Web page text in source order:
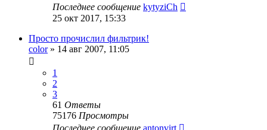
Последнее сообщение kytyziCh
25 окт 2017, 15:33
Просто прочислил фильтрик!
color» 14 авг 2007, 11:05
1
2
3
61 Ответы
75176 Просмотры
Последнее сообщение antonvirt